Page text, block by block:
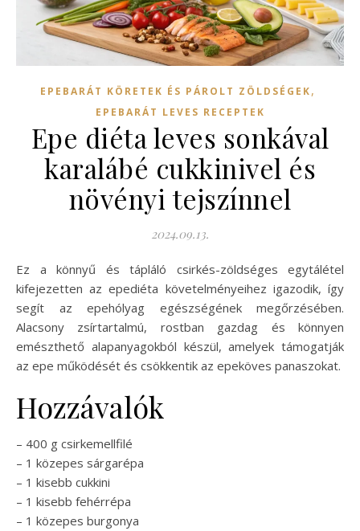
EPEBARÁT KÖRETEK ÉS PÁROLT ZÖLDSÉGEK,
EPEBARÁT LEVES RECEPTEK
Epe diéta leves sonkával
karalábé cukkinivel és
növényi tejszínnel
2024.09.13.
Ez a könnyű és tápláló csirkés-zöldséges egytálétel
kifejezetten az epediéta követelményeihez igazodik, így
segít az epehólyag egészségének megőrzésében.
Alacsony zsírtartalmú, rostban gazdag és könnyen
emészthető alapanyagokból készül, amelyek támogatják
az epe működését és csökkentik az epeköves panaszokat.
Hozzávalók
– 400 g csirkemellfilé
– 1 közepes sárgarépa
– 1 kisebb cukkini
– 1 kisebb fehérrépa
– 1 közepes burgonya